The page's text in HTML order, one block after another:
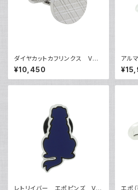
ダイヤカットカフリンクス VQC
-0702
¥10,450
アル
ス
レトリイバー エポピンズ VQ
エポ